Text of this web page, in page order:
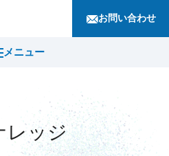
お問い合わせ
メニュー
レッジ